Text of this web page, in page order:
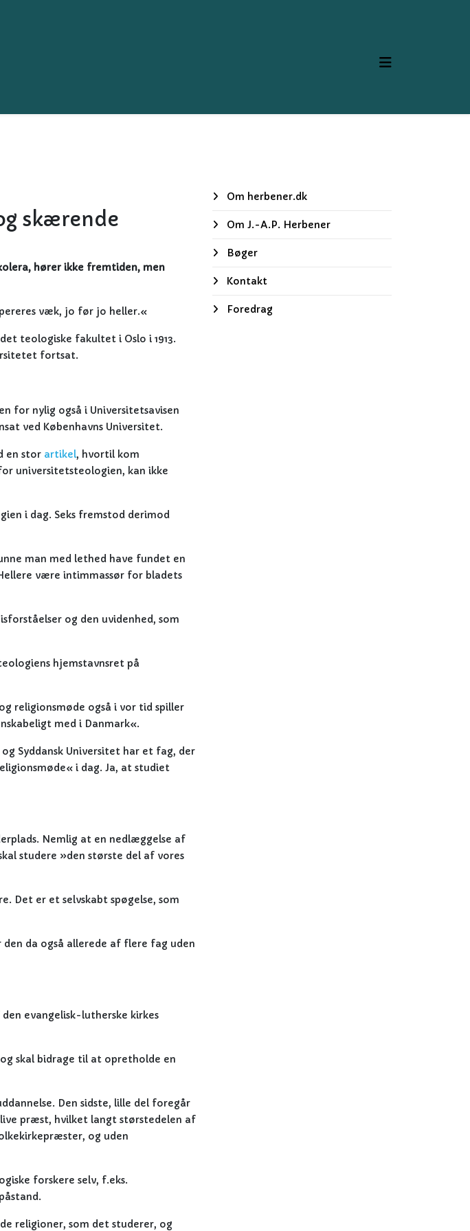
skærende
hører ikke fremtiden, men
væk, jo før jo heller.«
teologiske fakultet i Oslo i 1913.
fortsat.
for nylig også i Universitetsavisen
ved Københavns Universitet.
en stor artikel, hvortil kom
universitetsteologien, kan ikke
i dag. Seks fremstod derimod
man med lethed have fundet en
være intimmassør for bladets
og den uvidenhed, som
hjemstavnsret på
religionsmøde også i vor tid spiller
med i Danmark«.
Syddansk Universitet har et fag, der
i dag. Ja, at studiet
Nemlig at en nedlæggelse af
studere »den største del af vores
Det er et selvskabt spøgelse, som
da også allerede af flere fag uden
evangelisk-lutherske kirkes
skal bidrage til at opretholde en
Den sidste, lille del foregår
præst, hvilket langt størstedelen af
og uden
forskere selv, f.eks.
religioner, som det studerer, og
Om herbener.dk
Om J.-A.P. Herbener
Bøger
Kontakt
Foredrag